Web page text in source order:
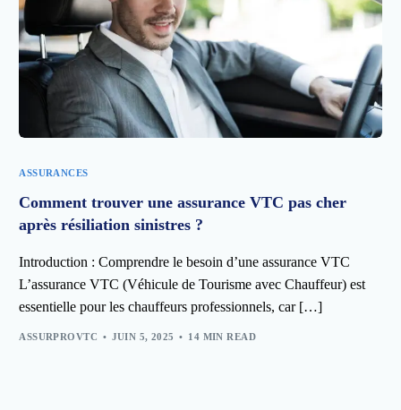
ASSURANCES
Comment trouver une assurance VTC pas cher
après résiliation sinistres ?
Introduction : Comprendre le besoin d’une assurance VTC
L’assurance VTC (Véhicule de Tourisme avec Chauffeur) est
essentielle pour les chauffeurs professionnels, car […]
ASSURPROVTC JUIN 5, 2025 14 MIN READ